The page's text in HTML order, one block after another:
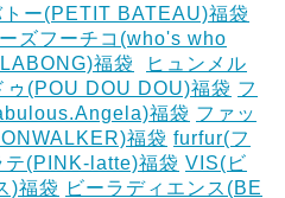
トー(PETIT BATEAU)福袋
ズフーチコ(who's who
福袋
ヒュンメル
ゥ(POU DOU DOU)福袋 フ
福袋 ファッ
福袋 furfur(フ
テ(PINK-latte)福袋 VIS(ビ
)福袋 ビーラディエンス(BE